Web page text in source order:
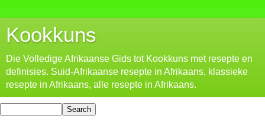
Kookkuns
Die Volledige Afrikaanse Gids tot Kookkuns met resepte en
definisies. Suid-Afrikaanse resepte in Afrikaans, klassieke
resepte in Afrikaans, alle resepte in Afrikaans.